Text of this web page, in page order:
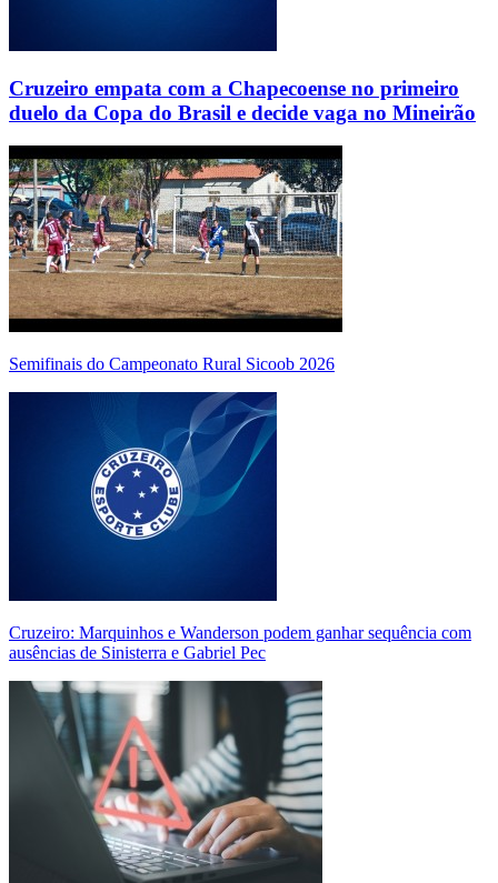
Cruzeiro empata com a Chapecoense no primeiro
duelo da Copa do Brasil e decide vaga no Mineirão
Semifinais do Campeonato Rural Sicoob 2026
Cruzeiro: Marquinhos e Wanderson podem ganhar sequência com
ausências de Sinisterra e Gabriel Pec